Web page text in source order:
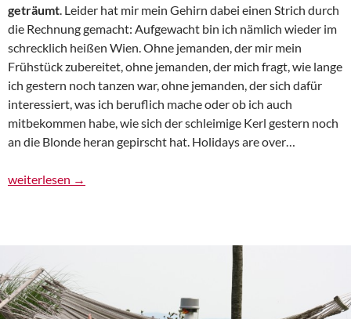
geträumt. Leider hat mir mein Gehirn dabei einen Strich durch
die Rechnung gemacht: Aufgewacht bin ich nämlich wieder im
schrecklich heißen Wien. Ohne jemanden, der mir mein
Frühstück zubereitet, ohne jemanden, der mich fragt, wie lange
ich gestern noch tanzen war, ohne jemanden, der sich dafür
interessiert, was ich beruflich mache oder ob ich auch
mitbekommen habe, wie sich der schleimige Kerl gestern noch
an die Blonde heran gepirscht hat. Holidays are over…
Urlaub im Singlehotel: echte Menschen, falsche Vorstellungen
weiterlesen →